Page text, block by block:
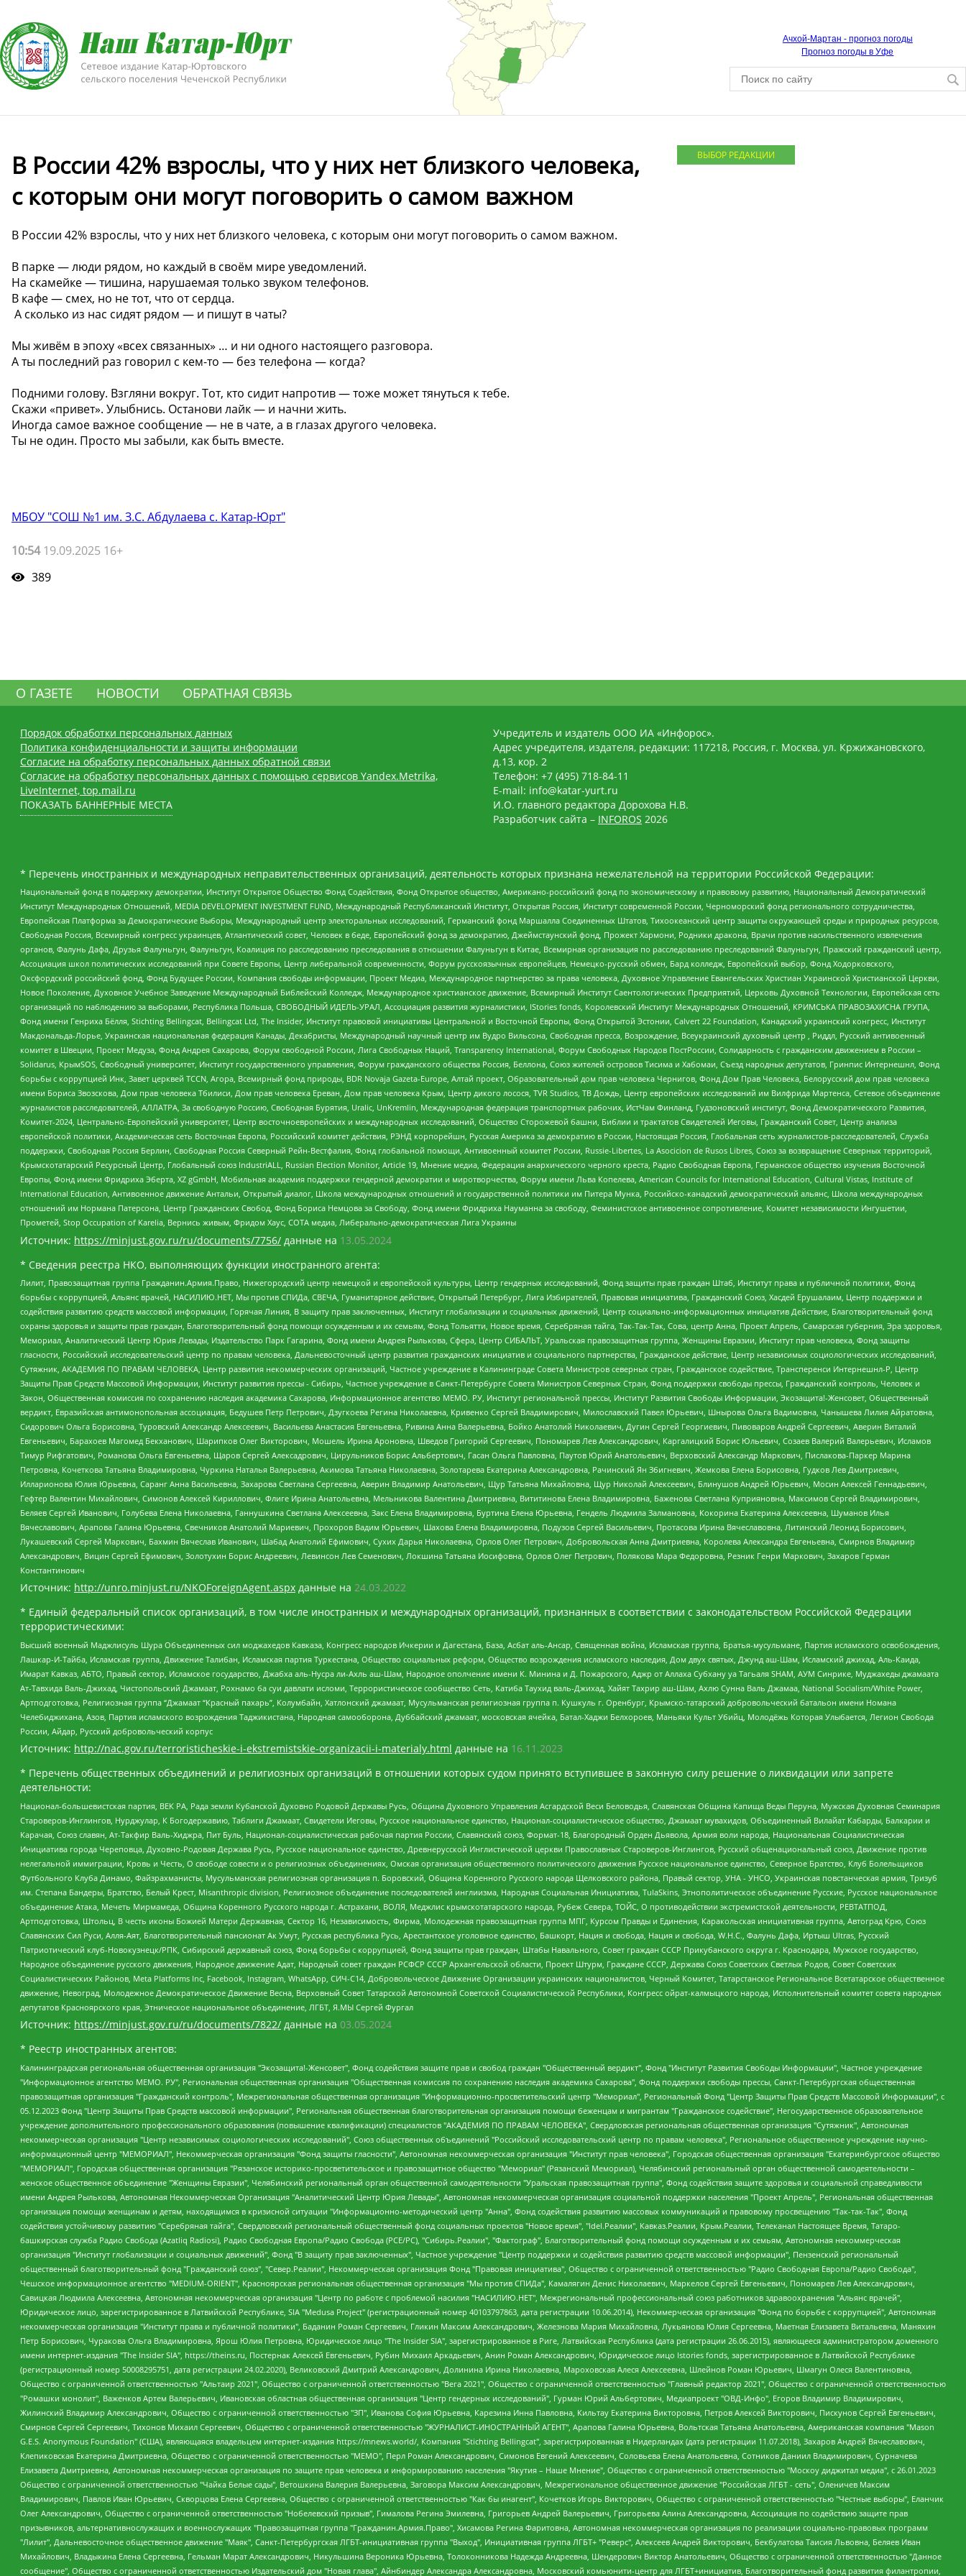
Ачхой-Мартан - прогноз погоды
Прогноз погоды в Уфе
В России 42% взрослы, что у них нет близкого человека,
с которым они могут поговорить о самом важном
В России 42% взрослы, что у них нет близкого человека, с которым они могут поговорить о самом важном.
В парке — люди рядом, но каждый в своём мире уведомлений.
На скамейке — тишина, нарушаемая только звуком телефонов.
В кафе — смех, но не тот, что от сердца.
️ А сколько из нас сидят рядом — и пишут в чаты?
Мы живём в эпоху «всех связанных» … и ни одного настоящего разговора.
А ты последний раз говорил с кем-то — без телефона — когда?
Подними голову. Взгляни вокруг. Тот, кто сидит напротив — тоже может тянуться к тебе.
Скажи «привет». Улыбнись. Останови лайк — и начни жить.
Иногда самое важное сообщение — не в чате, а в глазах другого человека.
Ты не один. Просто мы забыли, как быть вместе.
МБОУ "СОШ №1 им. З.С. Абдулаева с. Катар-Юрт"
10:5419.09.2025 16+
389
ВЫБОР РЕДАКЦИИ
О ГАЗЕТЕ НОВОСТИ ОБРАТНАЯ СВЯЗЬ
Порядок обработки персональных данных
Политика конфиденциальности и защиты информации
Согласие на обработку персональных данных обратной связи
Согласие на обработку персональных данных с помощью сервисов Yandex.Metrika,
LiveInternet, top.mail.ru
ПОКАЗАТЬ БАННЕРНЫЕ МЕСТА
Учредитель и издатель ООО ИА «Инфорос».
Адрес учредителя, издателя, редакции: 117218, Россия, г. Москва, ул. Кржижановского,
д.13, кор. 2
Телефон: +7 (495) 718-84-11
E-mail: info@katar-yurt.ru
И.О. главного редактора Дорохова Н.В.
Разработчик сайта – INFOROS 2026
* Перечень иностранных и международных неправительственных организаций, деятельность которых признана нежелательной на территории Российской Федерации:
Национальный фонд в поддержку демократии, Институт Открытое Общество Фонд Содействия, Фонд Открытое общество, Американо-российский фонд по экономическому и правовому развитию, Национальный Демократический
Институт Международных Отношений, MEDIA DEVELOPMENT INVESTMENT FUND, Международный Республиканский Институт, Открытая Россия, Институт современной России, Черноморский фонд регионального сотрудничества,
Европейская Платформа за Демократические Выборы, Международный центр электоральных исследований, Германский фонд Маршалла Соединенных Штатов, Тихоокеанский центр защиты окружающей среды и природных ресурсов,
Свободная Россия, Всемирный конгресс украинцев, Атлантический совет, Человек в беде, Европейский фонд за демократию, Джеймстаунский фонд, Прожект Хармони, Родники дракона, Врачи против насильственного извлечения
органов, Фалунь Дафа, Друзья Фалуньгун, Фалуньгун, Коалиция по расследованию преследования в отношении Фалуньгун в Китае, Всемирная организация по расследованию преследований Фалуньгун, Пражский гражданский центр,
Ассоциация школ политических исследований при Совете Европы, Центр либеральной современности, Форум русскоязычных европейцев, Немецко-русский обмен, Бард колледж, Европейский выбор, Фонд Ходорковского,
Оксфордский российский фонд, Фонд Будущее России, Компания свободы информации, Проект Медиа, Международное партнерство за права человека, Духовное Управление Евангельских Христиан Украинской Христианской Церкви,
Новое Поколение, Духовное Учебное Заведение Международный Библейский Колледж, Международное христианское движение, Всемирный Институт Саентологических Предприятий, Церковь Духовной Технологии, Европейская сеть
организаций по наблюдению за выборами, Республика Польша, СВОБОДНЫЙ ИДЕЛЬ-УРАЛ, Ассоциация развития журналистики, IStories fonds, Королевский Институт Международных Отношений, КРИМСЬКА ПРАВОЗАХИСНА ГРУПА,
Фонд имени Генриха Бёлля, Stichting Bellingcat, Bellingcat Ltd, The Insider, Институт правовой инициативы Центральной и Восточной Европы, Фонд Открытой Эстонии, Calvert 22 Foundation, Канадский украинский конгресс, Институт
Макдональда-Лорье, Украинская национальная федерация Канады, Декабристы, Международный научный центр им Вудро Вильсона, Свободная пресса, Возрождение, Всеукраинский духовный центр , Риддл, Русский антивоенный
комитет в Швеции, Проект Медуза, Фонд Андрея Сахарова, Форум свободной России, Лига Свободных Наций, Transparеncy International, Форум Свободных Народов ПостРоссии, Солидарность с гражданским движением в России –
Solidarus, КрымSOS, Свободный университет, Институт государственного управления, Форум гражданского общества Россия, Беллона, Союз жителей островов Тисима и Хабомаи, Съезд народных депутатов, Гринпис Интернешнл, Фонд
борьбы с коррупцией Инк, Завет церквей TCCN, Агора, Всемирный фонд природы, BDR Novaja Gazeta-Europe, Алтай проект, Образовательный дом прав человека Чернигов, Фонд Дом Прав Человека, Белорусский дом прав человека
имени Бориса Звозскова, Дом прав человека Тбилиси, Дом прав человека Ереван, Дом прав человека Крым, Центр дикого лосося, TVR Studios, ТВ Дождь, Центр европейских исследований им Вилфрида Мартенса, Сетевое объединение
журналистов расследователей, АЛЛАТРА, За свободную Россию, Свободная Бурятия, Uralic, UnKremlin, Международная федерация транспортных рабочих, ИстЧам Финланд, Гудзоновский институт, Фонд Демократического Развития,
Комитет-2024, Центрально-Европейский университет, Центр восточноевропейских и международных исследований, Общество Сторожевой башни, Библии и трактатов Свидетелей Иеговы, Гражданский Совет, Центр анализа
европейской политики, Академическая сеть Восточная Европа, Российский комитет действия, РЭНД корпорейшн, Русская Америка за демократию в России, Настоящая Россия, Глобальная сеть журналистов-расследователей, Служба
поддержки, Свободная Россия Берлин, Свободная Россия Северный Рейн-Вестфалия, Фонд глобальной помощи, Антивоенный комитет России, Russie-Libertes, La Asocicion de Rusos Libres, Союз за возвращение Северных территорий,
Крымскотатарский Ресурсный Центр, Глобальный союз IndustriALL, Russian Election Monitor, Article 19, Мнение медиа, Федерация анархического черного креста, Радио Свободная Европа, Германское общество изучения Восточной
Европы, Фонд имени Фридриха Эберта, XZ gGmbH, Мобильная академия поддержки гендерной демократии и миротворчества, Форум имени Льва Копелева, American Councils for International Education, Cultural Vistas, Institute of
International Education, Антивоенное движение Антальи, Открытый диалог, Школа международных отношений и государственной политики им Питера Мунка, Российско-канадский демократический альянс, Школа международных
отношений им Нормана Патерсона, Центр Гражданских Свобод, Фонд Бориса Немцова за Свободу, Фонд имени Фридриха Науманна за свободу, Феминистское антивоенное сопротивление, Комитет независимости Ингушетии,
Прометей, Stop Occupation of Karelia, Вернись живым, Фридом Хаус, СОТА медиа, Либерально-демократическая Лига Украины
Источник: https://minjust.gov.ru/ru/documents/7756/ данные на 13.05.2024
* Сведения реестра НКО, выполняющих функции иностранного агента:
Лилит, Правозащитная группа Гражданин.Армия.Право, Нижегородский центр немецкой и европейской культуры, Центр гендерных исследований, Фонд защиты прав граждан Штаб, Институт права и публичной политики, Фонд
борьбы с коррупцией, Альянс врачей, НАСИЛИЮ.НЕТ, Мы против СПИДа, СВЕЧА, Гуманитарное действие, Открытый Петербург, Лига Избирателей, Правовая инициатива, Гражданский Союз, Хасдей Ерушалаим, Центр поддержки и
содействия развитию средств массовой информации, Горячая Линия, В защиту прав заключенных, Институт глобализации и социальных движений, Центр социально-информационных инициатив Действие, Благотворительный фонд
охраны здоровья и защиты прав граждан, Благотворительный фонд помощи осужденным и их семьям, Фонд Тольятти, Новое время, Серебряная тайга, Так-Так-Так, Сова, центр Анна, Проект Апрель, Самарская губерния, Эра здоровья,
Мемориал, Аналитический Центр Юрия Левады, Издательство Парк Гагарина, Фонд имени Андрея Рылькова, Сфера, Центр СИБАЛЬТ, Уральская правозащитная группа, Женщины Евразии, Институт прав человека, Фонд защиты
гласности, Российский исследовательский центр по правам человека, Дальневосточный центр развития гражданских инициатив и социального партнерства, Гражданское действие, Центр независимых социологических исследований,
Сутяжник, АКАДЕМИЯ ПО ПРАВАМ ЧЕЛОВЕКА, Центр развития некоммерческих организаций, Частное учреждение в Калининграде Совета Министров северных стран, Гражданское содействие, Трансперенси Интернешнл-Р, Центр
Защиты Прав Средств Массовой Информации, Институт развития прессы - Сибирь, Частное учреждение в Санкт-Петербурге Совета Министров Северных Стран, Фонд поддержки свободы прессы, Гражданский контроль, Человек и
Закон, Общественная комиссия по сохранению наследия академика Сахарова, Информационное агентство МЕМО. РУ, Институт региональной прессы, Институт Развития Свободы Информации, Экозащита!-Женсовет, Общественный
вердикт, Евразийская антимонопольная ассоциация, Бедушев Петр Петрович, Дзугкоева Регина Николаевна, Кривенко Сергей Владимирович, Милославский Павел Юрьевич, Шнырова Ольга Вадимовна, Чанышева Лилия Айратовна,
Сидорович Ольга Борисовна, Туровский Александр Алексеевич, Васильева Анастасия Евгеньевна, Ривина Анна Валерьевна, Бойко Анатолий Николаевич, Дугин Сергей Георгиевич, Пивоваров Андрей Сергеевич, Аверин Виталий
Евгеньевич, Барахоев Магомед Бекханович, Шарипков Олег Викторович, Мошель Ирина Ароновна, Шведов Григорий Сергеевич, Пономарев Лев Александрович, Каргалицкий Борис Юльевич, Созаев Валерий Валерьевич, Исламов
Тимур Рифгатович, Романова Ольга Евгеньевна, Щаров Сергей Алексадрович, Цирульников Борис Альбертович, Гасан Ольга Павловна, Паутов Юрий Анатольевич, Верховский Александр Маркович, Пислакова-Паркер Марина
Петровна, Кочеткова Татьяна Владимировна, Чуркина Наталья Валерьевна, Акимова Татьяна Николаевна, Золотарева Екатерина Александровна, Рачинский Ян Збигневич, Жемкова Елена Борисовна, Гудков Лев Дмитриевич,
Илларионова Юлия Юрьевна, Саранг Анна Васильевна, Захарова Светлана Сергеевна, Аверин Владимир Анатольевич, Щур Татьяна Михайловна, Щур Николай Алексеевич, Блинушов Андрей Юрьевич, Мосин Алексей Геннадьевич,
Гефтер Валентин Михайлович, Симонов Алексей Кириллович, Флиге Ирина Анатольевна, Мельникова Валентина Дмитриевна, Вититинова Елена Владимировна, Баженова Светлана Куприяновна, Максимов Сергей Владимирович,
Беляев Сергей Иванович, Голубева Елена Николаевна, Ганнушкина Светлана Алексеевна, Закс Елена Владимировна, Буртина Елена Юрьевна, Гендель Людмила Залмановна, Кокорина Екатерина Алексеевна, Шуманов Илья
Вячеславович, Арапова Галина Юрьевна, Свечников Анатолий Мариевич, Прохоров Вадим Юрьевич, Шахова Елена Владимировна, Подузов Сергей Васильевич, Протасова Ирина Вячеславовна, Литинский Леонид Борисович,
Лукашевский Сергей Маркович, Бахмин Вячеслав Иванович, Шабад Анатолий Ефимович, Сухих Дарья Николаевна, Орлов Олег Петрович, Добровольская Анна Дмитриевна, Королева Александра Евгеньевна, Смирнов Владимир
Александрович, Вицин Сергей Ефимович, Золотухин Борис Андреевич, Левинсон Лев Семенович, Локшина Татьяна Иосифовна, Орлов Олег Петрович, Полякова Мара Федоровна, Резник Генри Маркович, Захаров Герман
Константинович
Источник: http://unro.minjust.ru/NKOForeignAgent.aspx данные на 24.03.2022
* Единый федеральный список организаций, в том числе иностранных и международных организаций, признанных в соответствии с законодательством Российской Федерации
террористическими:
Высший военный Маджлисуль Шура Объединенных сил моджахедов Кавказа, Конгресс народов Ичкерии и Дагестана, База, Асбат аль-Ансар, Священная война, Исламская группа, Братья-мусульмане, Партия исламского освобождения,
Лашкар-И-Тайба, Исламская группа, Движение Талибан, Исламская партия Туркестана, Общество социальных реформ, Общество возрождения исламского наследия, Дом двух святых, Джунд аш-Шам, Исламский джихад, Аль-Каида,
Имарат Кавказ, АБТО, Правый сектор, Исламское государство, Джабха аль-Нусра ли-Ахль аш-Шам, Народное ополчение имени К. Минина и Д. Пожарского, Аджр от Аллаха Субхану уа Тагьаля SHAM, АУМ Синрике, Муджахеды джамаата
Ат-Тавхида Валь-Джихад, Чистопольский Джамаат, Рохнамо ба суи давлати исломи, Террористическое сообщество Сеть, Катиба Таухид валь-Джихад, Хайят Тахрир аш-Шам, Ахлю Сунна Валь Джамаа, National Socialism/White Power,
Артподготовка, Религиозная группа “Джамаат “Красный пахарь”, Колумбайн, Хатлонский джамаат, Мусульманская религиозная группа п. Кушкуль г. Оренбург, Крымско-татарский добровольческий батальон имени Номана
Челебиджихана, Азов, Партия исламского возрождения Таджикистана, Народная самооборона, Дуббайский джамаат, московская ячейка, Батал-Хаджи Белхороев, Маньяки Культ Убийц, Молодёжь Которая Улыбается, Легион Свобода
России, Айдар, Русский добровольческий корпус
Источник: http://nac.gov.ru/terroristicheskie-i-ekstremistskie-organizacii-i-materialy.html данные на 16.11.2023
* Перечень общественных объединений и религиозных организаций в отношении которых судом принято вступившее в законную силу решение о ликвидации или запрете
деятельности:
Национал-большевистская партия, ВЕК РА, Рада земли Кубанской Духовно Родовой Державы Русь, Община Духовного Управления Асгардской Веси Беловодья, Славянская Община Капища Веды Перуна, Мужская Духовная Семинария
Староверов-Инглингов, Нурджулар, К Богодержавию, Таблиги Джамаат, Свидетели Иеговы, Русское национальное единство, Национал-социалистическое общество, Джамаат мувахидов, Объединенный Вилайат Кабарды, Балкарии и
Карачая, Союз славян, Ат-Такфир Валь-Хиджра, Пит Буль, Национал-социалистическая рабочая партия России, Славянский союз, Формат-18, Благородный Орден Дьявола, Армия воли народа, Национальная Социалистическая
Инициатива города Череповца, Духовно-Родовая Держава Русь, Русское национальное единство, Древнерусской Инглистической церкви Православных Староверов-Инглингов, Русский общенациональный союз, Движение против
нелегальной иммиграции, Кровь и Честь, О свободе совести и о религиозных объединениях, Омская организация общественного политического движения Русское национальное единство, Северное Братство, Клуб Болельщиков
Футбольного Клуба Динамо, Файзрахманисты, Мусульманская религиозная организация п. Боровский, Община Коренного Русского народа Щелковского района, Правый сектор, УНА - УНСО, Украинская повстанческая армия, Тризуб
им. Степана Бандеры, Братство, Белый Крест, Misanthropic division, Религиозное объединение последователей инглиизма, Народная Социальная Инициатива, TulaSkins, Этнополитическое объединение Русские, Русское национальное
объединение Атака, Мечеть Мирмамеда, Община Коренного Русского народа г. Астрахани, ВОЛЯ, Меджлис крымскотатарского народа, Рубеж Севера, ТОЙС, О противодействии экстремистской деятельности, РЕВТАТПОД,
Артподготовка, Штольц, В честь иконы Божией Матери Державная, Сектор 16, Независимость, Фирма, Молодежная правозащитная группа МПГ, Курсом Правды и Единения, Каракольская инициативная группа, Автоград Крю, Союз
Славянских Сил Руси, Алля-Аят, Благотворительный пансионат Ак Умут, Русская республика Русь, Арестантское уголовное единство, Башкорт, Нация и свобода, Нация и свобода, W.H.С., Фалунь Дафа, Иртыш Ultras, Русский
Патриотический клуб-Новокузнецк/РПК, Сибирский державный союз, Фонд борьбы с коррупцией, Фонд защиты прав граждан, Штабы Навального, Совет граждан СССР Прикубанского округа г. Краснодара, Мужское государство,
Народное объединение русского движения, Народное движение Адат, Народный совет граждан РСФСР СССР Архангельской области, Проект Штурм, Граждане СССР, Держава Союз Советских Светлых Родов, Совет Советских
Социалистических Районов, Meta Platforms Inc, Facebook, Instagram, WhatsApp, СИЧ-С14, Добровольческое Движение Организации украинских националистов, Черный Комитет, Татарстанское Региональное Всетатарское общественное
движение, Невоград, Молодежное Демократическое Движение Весна, Верховный Совет Татарской Автономной Советской Социалистической Республики, Конгресс ойрат-калмыцкого народа, Исполнительный комитет совета народных
депутатов Красноярского края, Этническое национальное объединение, ЛГБТ, Я.МЫ Сергей Фургал
Источник: https://minjust.gov.ru/ru/documents/7822/ данные на 03.05.2024
* Реестр иностранных агентов:
Калининградская региональная общественная организация "Экозащита!-Женсовет", Фонд содействия защите прав и свобод граждан "Общественный вердикт", Фонд "Институт Развития Свободы Информации", Частное учреждение "Информационное агентство МЕМО. РУ", Региональная общественная организация "Общественная комиссия по сохранению наследия академика Сахарова", Фонд поддержки свободы прессы, Санкт-Петербургская общественная правозащитная организация "Гражданский контроль", Межрегиональная общественная организация "Информационно-просветительский центр "Мемориал", Региональный Фонд "Центр Защиты Прав Средств Массовой Информации", с 05.12.2023 Фонд "Центр Защиты Прав Средств массовой информации", Региональная общественная благотворительная организация помощи беженцам и мигрантам "Гражданское содействие", Негосударственное образовательное учреждение дополнительного профессионального образования (повышение квалификации) специалистов "АКАДЕМИЯ ПО ПРАВАМ ЧЕЛОВЕКА", Свердловская региональная общественная организация "Сутяжник", Автономная некоммерческая организация "Центр независимых социологических исследований", Союз общественных объединений "Российский исследовательский центр по правам человека", Региональное общественное учреждение научно-информационный центр "МЕМОРИАЛ", Некоммерческая организация "Фонд защиты гласности", Автономная некоммерческая организация "Институт прав человека", Городская общественная организация "Екатеринбургское общество "МЕМОРИАЛ", Городская общественная организация "Рязанское историко-просветительское и правозащитное общество "Мемориал" (Рязанский Мемориал), Челябинский региональный орган общественной самодеятельности – женское общественное объединение "Женщины Евразии", Челябинский региональный орган общественной самодеятельности "Уральская правозащитная группа", Фонд содействия защите здоровья и социальной справедливости имени Андрея Рылькова, Автономная Некоммерческая Организация "Аналитический Центр Юрия Левады", Автономная некоммерческая организация социальной поддержки населения "Проект Апрель", Региональная общественная организация помощи женщинам и детям, находящимся в кризисной ситуации "Информационно-методический центр "Анна", Фонд содействия развитию массовых коммуникаций и правовому просвещению "Так-так-Так", Фонд содействия устойчивому развитию "Серебряная тайга", Свердловский региональный общественный фонд социальных проектов "Новое время", "Idel.Реалии", Кавказ.Реалии, Крым.Реалии, Телеканал Настоящее Время, Татаро-башкирская служба Радио Свобода (Azatliq Radiosi), Радио Свободная Европа/Радио Свобода (PCE/PC), "Сибирь.Реалии", "Фактограф", Благотворительный фонд помощи осужденным и их семьям, Автономная некоммерческая организация "Институт глобализации и социальных движений", Фонд "В защиту прав заключенных", Частное учреждение "Центр поддержки и содействия развитию средств массовой информации", Пензенский региональный общественный благотворительный фонд "Гражданский союз", "Север.Реалии", Некоммерческая организация Фонд "Правовая инициатива", Общество с ограниченной ответственностью "Радио Свободная Европа/Радио Свобода", Чешское информационное агентство "MEDIUM-ORIENT", Красноярская региональная общественная организация "Мы против СПИДа", Камалягин Денис Николаевич, Маркелов Сергей Евгеньевич, Пономарев Лев Александрович, Савицкая Людмила Алексеевна, Автономная некоммерческая организация "Центр по работе с проблемой насилия "НАСИЛИЮ.НЕТ", Межрегиональный профессиональный союз работников здравоохранения "Альянс врачей", Юридическое лицо, зарегистрированное в Латвийской Республике, SIA "Medusa Project" (регистрационный номер 40103797863, дата регистрации 10.06.2014), Некоммерческая организация "Фонд по борьбе с коррупцией", Автономная некоммерческая организация "Институт права и публичной политики", Баданин Роман Сергеевич, Гликин Максим Александрович, Железнова Мария Михайловна, Лукьянова Юлия Сергеевна, Маетная Елизавета Витальевна, Маняхин Петр Борисович, Чуракова Ольга Владимировна, Ярош Юлия Петровна, Юридическое лицо "The Insider SIA", зарегистрированное в Риге, Латвийская Республика (дата регистрации 26.06.2015), являющееся администратором доменного имени интернет-издания "The Insider SIA", https://theins.ru, Постернак Алексей Евгеньевич, Рубин Михаил Аркадьевич, Анин Роман Александрович, Юридическое лицо Istories fonds, зарегистрированное в Латвийской Республике (регистрационный номер 50008295751, дата регистрации 24.02.2020), Великовский Дмитрий Александрович, Долинина Ирина Николаевна, Мароховская Алеся Алексеевна, Шлейнов Роман Юрьевич, Шмагун Олеся Валентиновна, Общество с ограниченной ответственностью "Альтаир 2021", Общество с ограниченной ответственностью "Вега 2021", Общество с ограниченной ответственностью "Главный редактор 2021", Общество с ограниченной ответственностью "Ромашки монолит", Важенков Артем Валерьевич, Ивановская областная общественная организация "Центр гендерных исследований", Гурман Юрий Альбертович, Медиапроект "ОВД-Инфо", Егоров Владимир Владимирович, Жилинский Владимир Александрович, Общество с ограниченной ответственностью "ЗП", Иванова София Юрьевна, Карезина Инна Павловна, Кильтау Екатерина Викторовна, Петров Алексей Викторович, Пискунов Сергей Евгеньевич, Смирнов Сергей Сергеевич, Тихонов Михаил Сергеевич, Общество с ограниченной ответственностью "ЖУРНАЛИСТ-ИНОСТРАННЫЙ АГЕНТ", Арапова Галина Юрьевна, Вольтская Татьяна Анатольевна, Американская компания "Mason G.E.S. Anonymous Foundation" (США), являющаяся владельцем интернет-издания https://mnews.world/, Компания "Stichting Bellingcat", зарегистрированная в Нидерландах (дата регистрации 11.07.2018), Захаров Андрей Вячеславович, Клепиковская Екатерина Дмитриевна, Общество с ограниченной ответственностью "МЕМО", Перл Роман Александрович, Симонов Евгений Алексеевич, Соловьева Елена Анатольевна, Сотников Даниил Владимирович, Сурначева Елизавета Дмитриевна, Автономная некоммерческая организация по защите прав человека и информированию населения "Якутия – Наше Мнение", Общество с ограниченной ответственностью "Москоу диджитал медиа", с 26.01.2023 Общество с ограниченной ответственностью "Чайка Белые сады", Ветошкина Валерия Валерьевна, Заговора Максим Александрович, Межрегиональное общественное движение "Российская ЛГБТ - сеть", Оленичев Максим Владимирович, Павлов Иван Юрьевич, Скворцова Елена Сергеевна, Общество с ограниченной ответственностью "Как бы инагент", Кочетков Игорь Викторович, Общество с ограниченной ответственностью "Честные выборы", Еланчик Олег Александрович, Общество с ограниченной ответственностью "Нобелевский призыв", Гималова Регина Эмилевна, Григорьев Андрей Валерьевич, Григорьева Алина Александровна, Ассоциация по содействию защите прав призывников, альтернативнослужащих и военнослужащих "Правозащитная группа "Гражданин.Армия.Право", Хисамова Регина Фаритовна, Автономная некоммерческая организация по реализации социально-правовых программ "Лилит", Дальневосточное общественное движение "Маяк", Санкт-Петербургская ЛГБТ-инициативная группа "Выход", Инициативная группа ЛГБТ+ "Реверс", Алексеев Андрей Викторович, Бекбулатова Таисия Львовна, Беляев Иван Михайлович, Владыкина Елена Сергеевна, Гельман Марат Александрович, Никульшина Вероника Юрьевна, Толоконникова Надежда Андреевна, Шендерович Виктор Анатольевич, Общество с ограниченной ответственностью "Данное сообщение", Общество с ограниченной ответственностью Издательский дом "Новая глава", Айнбиндер Александра Александровна, Московский комьюнити-центр для ЛГБТ+инициатив, Благотворительный фонд развития филантропии, Deutsche Welle (Германия, Kurt-Schumacher-Strasse 3, 53113 Bonn), Борзунова Мария Михайловна, Воробьев Виктор Викторович, Голубева Анна Львовна, Константинова Алла Михайловна, Малкова Ирина Владимировна, Мурадов Мурад Абдулгалимович, Осетинская Елизавета Николаевна, Понасенков Евгений Николаевич, Ганапольский Матвей Юрьевич, Киселев Евгений Алексеевич, Борухович Ирина Григорьевна, Дремин Иван Тимофеевич, Дубровский Дмитрий Викторович, Красноярская региональная общественная организация поддержки и развития альтернативных образовательных технологий и межкультурных коммуникаций "ИНТЕРРА", Маяковская Екатерина Алексеевна, Фейгин Марк Захарович, Филимонов Андрей Викторович, Дзугкоева Регина Николаевна, Доброхотов Роман Александрович, Дудь Юрий Александрович, Елкин Сергей Владимирович, Кругликов Кирилл Игоревич, Сабунаева Мария Леонидовна, Семенов Алексей Владимирович, Шаинян Карен Багратович, Шульман Екатерина Михайловна, Асафьев Артур Валерьевич, Вахштайн Виктор Семенович, Венедиктов Алексей Алексеевич, Лушникова Екатерина Евгеньевна, Волков Леонид Михайлович, Невзоров Александр Глебович, Пархоменко Сергей Борисович, Сироткин Ярослав Николаевич, Кара-Мурза Владимир Владимирович, Баранова Наталья Владимировна, Гозман Леонид Яковлевич, Кагарлицкий Борис Юльевич, Климарев Михаил Валерьевич, Милов Владимир Станиславович, Автономная некоммерческая организация Краснодарский центр современного искусства "Типография", Моргенштерн Алишер Тагирович, Соболь Любовь Эдуардовна, Общество с ограниченной ответственностью "ЛИЗА НОРМ", Каспаров Гарри Кимович, Ходорковский Михаил Борисович, Общество с ограниченной ответственностью "Апрельские тезисы", Данилович Ирина Брониславовна, Кашин Олег Владимирович, Петров Николай Владимирович, Пивоваров Алексей Владимирович, Соколов Михаил Владимирович, Цветкова Юлия Владимировна, Чичваркин Евгений Александрович, Комитет против пыток/Команда против пыток, Общество с ограниченной ответственностью "Первый научный", Общество с ограниченной ответственностью "Вертолет и ко", Белоцерковская Вероника Борисовна, Кац Максим Евгеньевич, Лазарева Татьяна Юрьевна, Шаведдинов Руслан Табризович, Яшин Илья Валерьевич, Общество с ограниченной ответственностью "Иноагент ААВ", Алешковский Дмитрий Петрович, Альбац Евгения Марковна, Быков Дмитрий Львович, Галямина Юлия Евгеньевна, Лойко Сергей Леонидович, Мартынов Кирилл Константинович, Медведев Сергей Александрович, Крашенинников Федор Геннадиевич, Гордеева Катерина Вл